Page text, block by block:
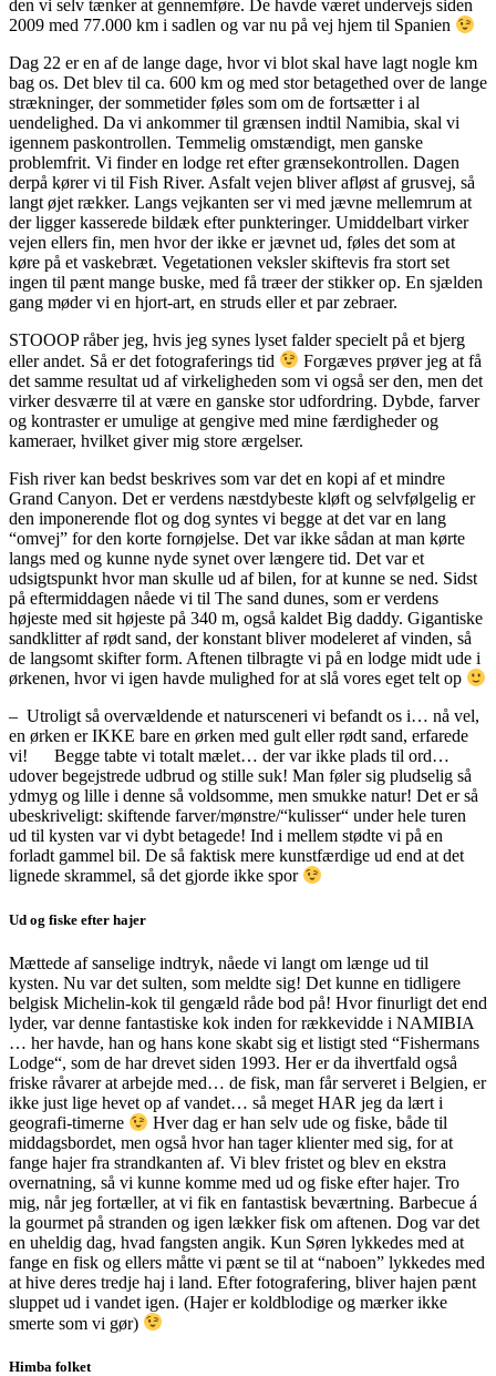
den vi selv tænker at gennemføre. De havde været undervejs siden
2009 med 77.000 km i sadlen og var nu på vej hjem til Spanien
Dag 22 er en af de lange dage, hvor vi blot skal have lagt nogle km
bag os. Det blev til ca. 600 km og med stor betagethed over de lange
strækninger, der sommetider føles som om de fortsætter i al
uendelighed. Da vi ankommer til grænsen indtil Namibia, skal vi
igennem paskontrollen. Temmelig omstændigt, men ganske
problemfrit. Vi finder en lodge ret efter grænsekontrollen. Dagen
derpå kører vi til Fish River. Asfalt vejen bliver afløst af grusvej, så
langt øjet rækker. Langs vejkanten ser vi med jævne mellemrum at
der ligger kasserede bildæk efter punkteringer. Umiddelbart virker
vejen ellers fin, men hvor der ikke er jævnet ud, føles det som at
køre på et vaskebræt. Vegetationen veksler skiftevis fra stort set
ingen til pænt mange buske, med få træer der stikker op. En sjælden
gang møder vi en hjort-art, en struds eller et par zebraer.
STOOOP råber jeg, hvis jeg synes lyset falder specielt på et bjerg
eller andet. Så er det fotograferings tid
Forgæves prøver jeg at få
det samme resultat ud af virkeligheden som vi også ser den, men det
virker desværre til at være en ganske stor udfordring. Dybde, farver
og kontraster er umulige at gengive med mine færdigheder og
kameraer, hvilket giver mig store ærgelser.
Fish river kan bedst beskrives som var det en kopi af et mindre
Grand Canyon. Det er verdens næstdybeste kløft og selvfølgelig er
den imponerende flot og dog syntes vi begge at det var en lang
“omvej” for den korte fornøjelse. Det var ikke sådan at man kørte
langs med og kunne nyde synet over længere tid. Det var et
udsigtspunkt hvor man skulle ud af bilen, for at kunne se ned. Sidst
på eftermiddagen nåede vi til The sand dunes, som er verdens
højeste med sit højeste på 340 m, også kaldet Big daddy. Gigantiske
sandklitter af rødt sand, der konstant bliver modeleret af vinden, så
de langsomt skifter form. Aftenen tilbragte vi på en lodge midt ude i
ørkenen, hvor vi igen havde mulighed for at slå vores eget telt op
– Utroligt så overvældende et natursceneri vi befandt os i… nå vel,
en ørken er IKKE bare en ørken med gult eller rødt sand, erfarede
vi! Begge tabte vi totalt mælet… der var ikke plads til ord…
udover begejstrede udbrud og stille suk! Man føler sig pludselig så
ydmyg og lille i denne så voldsomme, men smukke natur! Det er så
ubeskriveligt: skiftende farver/mønstre/“kulisser“ under hele turen
ud til kysten var vi dybt betagede! Ind i mellem stødte vi på en
forladt gammel bil. De så faktisk mere kunstfærdige ud end at det
lignede skrammel, så det gjorde ikke spor
Ud og fiske efter hajer
Mættede af sanselige indtryk, nåede vi langt om længe ud til
kysten. Nu var det sulten, som meldte sig! Det kunne en tidligere
belgisk Michelin-kok til gengæld råde bod på! Hvor finurligt det end
lyder, var denne fantastiske kok inden for rækkevidde i NAMIBIA
… her havde, han og hans kone skabt sig et listigt sted “Fishermans
Lodge“, som de har drevet siden 1993. Her er da ihvertfald også
friske råvarer at arbejde med… de fisk, man får serveret i Belgien, er
ikke just lige hevet op af vandet… så meget HAR jeg da lært i
geografi-timerne
Hver dag er han selv ude og fiske, både til
middagsbordet, men også hvor han tager klienter med sig, for at
fange hajer fra strandkanten af. Vi blev fristet og blev en ekstra
overnatning, så vi kunne komme med ud og fiske efter hajer. Tro
mig, når jeg fortæller, at vi fik en fantastisk beværtning. Barbecue á
la gourmet på stranden og igen lækker fisk om aftenen. Dog var det
en uheldig dag, hvad fangsten angik. Kun Søren lykkedes med at
fange en fisk og ellers måtte vi pænt se til at “naboen” lykkedes med
at hive deres tredje haj i land. Efter fotografering, bliver hajen pænt
sluppet ud i vandet igen. (Hajer er koldblodige og mærker ikke
smerte som vi gør)
Himba folket